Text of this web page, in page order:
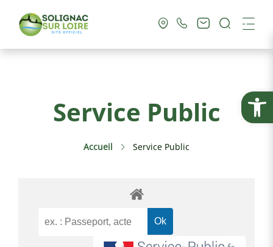
Ouvrir
Vie Pratique
Culture & Loisirs
Service Public
Service Public
Accueil Service Public